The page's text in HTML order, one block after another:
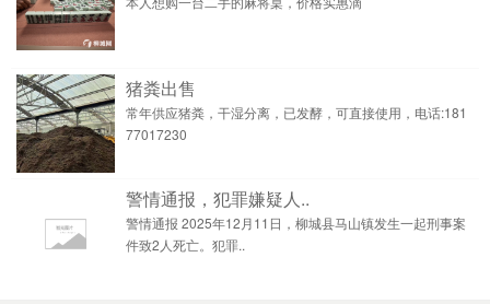
猪粪出售
常年供应猪粪，干湿分离，已发酵，可直接使用，电话:181
77017230
警情通报，犯罪嫌疑人..
警情通报 2025年12月11日，柳城县马山镇发生一起刑事案
件致2人死亡。犯罪..